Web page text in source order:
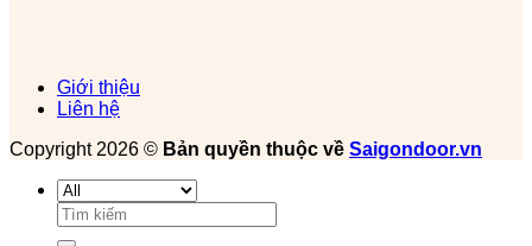
Giới thiệu
Liên hệ
Copyright 2026 © Bản quyền thuộc về Saigondoor.vn
Tìm
kiếm: